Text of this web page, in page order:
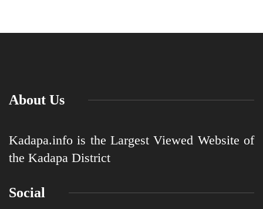
About Us
Kadapa.info is the Largest Viewed Website of
the Kadapa District
Social